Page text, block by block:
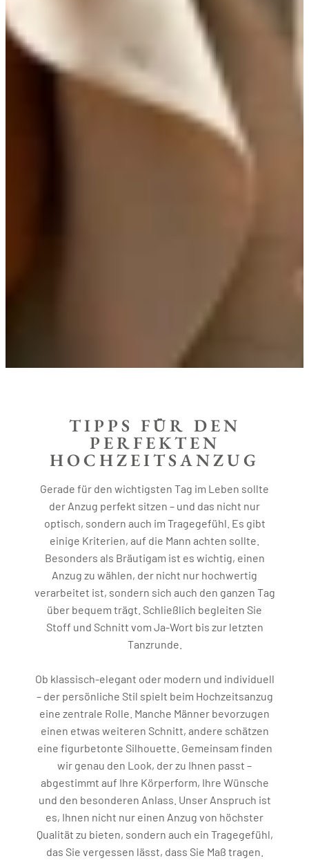
TIPPS FÜR DEN
PERFEKTEN
HOCHZEITSANZUG
Gerade für den wichtigsten Tag im Leben sollte
der Anzug perfekt sitzen – und das nicht nur
optisch, sondern auch im Tragegefühl. Es gibt
einige Kriterien, auf die Mann achten sollte.
Besonders als Bräutigam ist es wichtig, einen
Anzug zu wählen, der nicht nur hochwertig
verarbeitet ist, sondern sich auch den ganzen Tag
über bequem trägt. Schließlich begleiten Sie
Stoff und Schnitt vom Ja-Wort bis zur letzten
Tanzrunde.
Ob klassisch-elegant oder modern und individuell
– der persönliche Stil spielt beim Hochzeitsanzug
eine zentrale Rolle. Manche Männer bevorzugen
einen etwas weiteren Schnitt, andere schätzen
eine figurbetonte Silhouette. Gemeinsam finden
wir genau den Look, der zu Ihnen passt –
abgestimmt auf Ihre Körperform, Ihre Wünsche
und den besonderen Anlass. Unser Anspruch ist
es, Ihnen nicht nur einen Anzug von höchster
Qualität zu bieten, sondern auch ein Tragegefühl,
das Sie vergessen lässt, dass Sie Maß tragen.